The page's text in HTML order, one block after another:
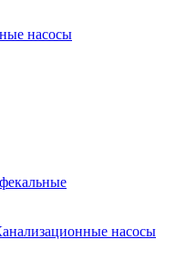
насосы
насосы